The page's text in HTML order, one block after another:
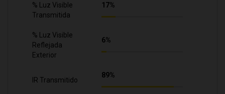
% Luz Visible
Transmitida
17%
% Luz Visible
Reflejada
Exterior
6%
IR Transmitido
89%